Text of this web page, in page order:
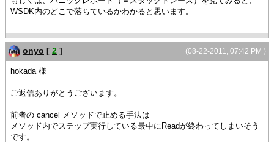
WSDK内のどこで落ちているかわかると思います。
(08-22-2011, 07:42 PM )
onyo [ 2 ]
hokada 様
ご返信ありがとうございます。
前者の cancel メソッドで止める手法は
メソッド内でステップ実行している最中にReadが終わってしまいそう
です。